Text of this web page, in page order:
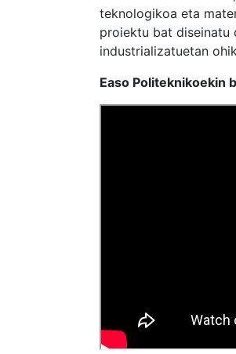
teknologikoa eta
proiektu bat diseinatu
industrializatuetan
Easo Politeknikoekin